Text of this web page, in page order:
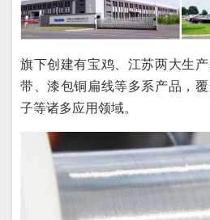
旗下创建有宝鸡、江苏两大生
带、漆包铜扁线等多系产品，
子等诸多应用领域。